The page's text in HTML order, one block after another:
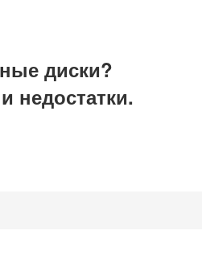
диски?
недостатки.